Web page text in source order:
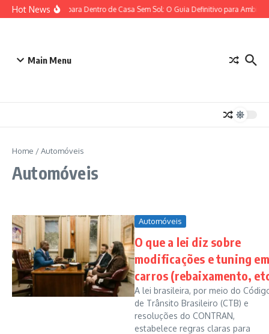
Ir para o conteúdo
Hot NewsPlantas para Dentro de Casa Sem Sol: O Guia Definitivo para
Main Menu
Home /Automóveis
Automóveis
Automóveis
O que a lei diz sobre
modificações e tuning em
carros (rebaixamento,
A lei brasileira, por meio do
de Trânsito Brasileiro (CTB) e
resoluções do CONTRAN,
estabelece regras claras para